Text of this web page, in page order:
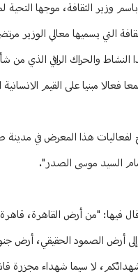
وزير الثقافة، موجها
التي يسميها معالي الوزير
النشاط والحراك الراقي الذي من
فعالا مبنيا على القيم الانسانية
لفعاليات هذا المعرض في
السيد موسى الصدر".
فيها: "من أرض القاهرة، قاهرة
إلى أرض الصمود الحقيقي، أرض
لا سيما شهداء مجزرة